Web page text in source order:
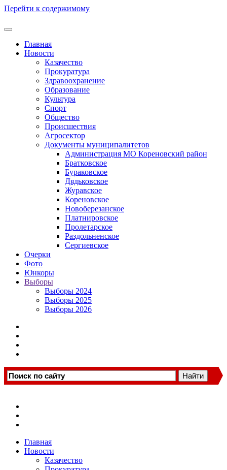
Перейти к содержимому
Главная
Новости
Казачество
Прокуратура
Здравоохранение
Образование
Культура
Спорт
Общество
Происшествия
Агросектор
Документы муниципалитетов
Администрация МО Кореновский район
Братковское
Бураковское
Дядьковское
Журавское
Кореновское
Новоберезанское
Платнировское
Пролетарское
Раздольненское
Сергиевское
Очерки
Фото
Юнкоры
Выборы
Выборы 2024
Выборы 2025
Выборы 2026
Главная
Новости
Казачество